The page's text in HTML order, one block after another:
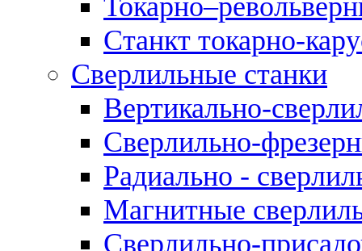
Станкт токарно-
Сверлильные станки
Вертикально-
Сверлильно-
Радиально -
Магнитные
Сверлильно-